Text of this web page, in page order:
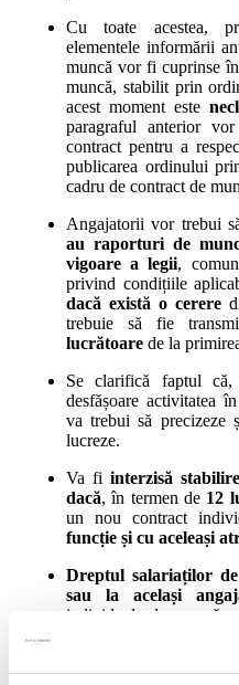
Cu toate acestea,
elementele informării
muncă vor fi cuprinse
muncă, stabilit prin
acest moment este
paragraful anterior
contract pentru a
publicarea ordinului
cadru de contract de
Angajatorii vor trebui
au raporturi de
vigoare a legii,
privind condițiile
dacă există o cerere
trebuie să fie
lucrătoare de la
Se clarifică faptul că,
desfășoare activitatea
va trebui să precizeze
lucreze.
Va fiinterzisă
dacă, în termen de 12
un nou contract
funcție și cu aceleași
Dreptul salariaților
sau la același
individuale de muncă,
nu există o
clarifică faptul că
tratament nefavorabil